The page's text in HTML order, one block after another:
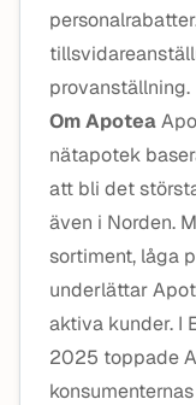
provanställning.
Om Apotea
nätapotek
att bli det
även i Norden.
sortiment, låga
underlättar
aktiva kunder. I
2025 toppade